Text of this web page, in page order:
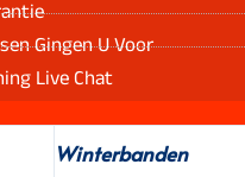
Gingen U Voor
Live Chat
Winterbanden